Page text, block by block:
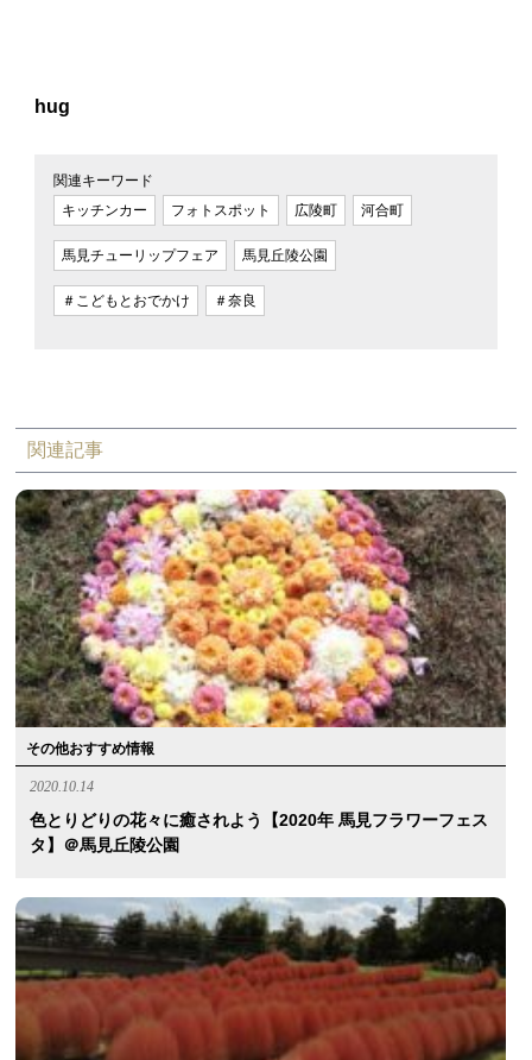
hug
関連キーワード
キッチンカー
フォトスポット 広陵町 河合町
馬見チューリップフェア 馬見丘陵公園
＃こどもとおでかけ ＃奈良
関連記事
その他おすすめ情報
2020.10.14
色とりどりの花々に癒されよう【2020年 馬見フラワーフェス
タ】＠馬見丘陵公園